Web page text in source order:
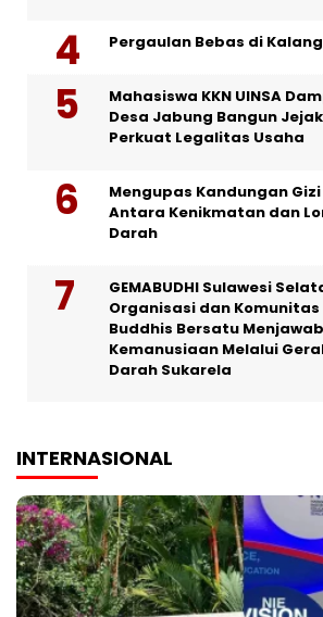
Pergaulan Bebas di
Mahasiswa KKN UINSA
Desa Jabung Bangun
Perkuat Legalitas Usaha
Mengupas Kandungan
Antara Kenikmatan dan
Darah
GEMABUDHI Sulawesi
Organisasi dan Komunitas
Buddhis Bersatu
Kemanusiaan Melalui
Darah Sukarela
INTERNASIONAL